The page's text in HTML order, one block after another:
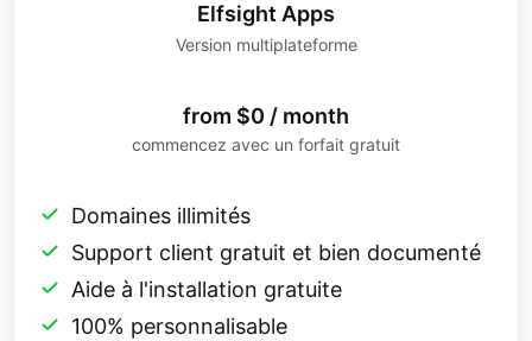
Elfsight Apps
Version multiplateforme
from $0 / month
commencez avec un forfait gratuit
Domaines illimités
Support client gratuit et bien documenté
Aide à l'installation gratuite
100% personnalisable